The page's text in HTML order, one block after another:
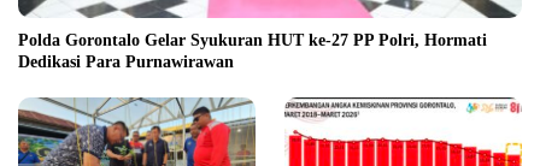
Polda Gorontalo Gelar Syukuran HUT ke-27 PP Polri, Hormati
Dedikasi Para Purnawirawan